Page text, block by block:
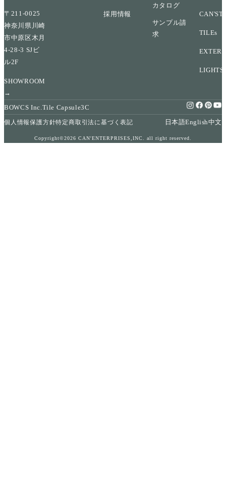
〒211-0025
神奈川県川崎
市中原区木月
4-28-3 SJビ
ル2F
SHOWROOM
→
採用情報
カタログ
サンプル請
求
TILEs
LIGHTS
BOWCS Inc.Tile Capsule3C
個人情報保護方針特定商取引法に基づく表記 日本語English中文
Copyright©2026 CAN'ENTERPRISES,INC. all right reserved.